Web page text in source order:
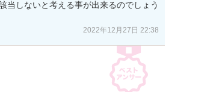
当しないと考える事が出来るのでしょう
2022年12月27日 22:38